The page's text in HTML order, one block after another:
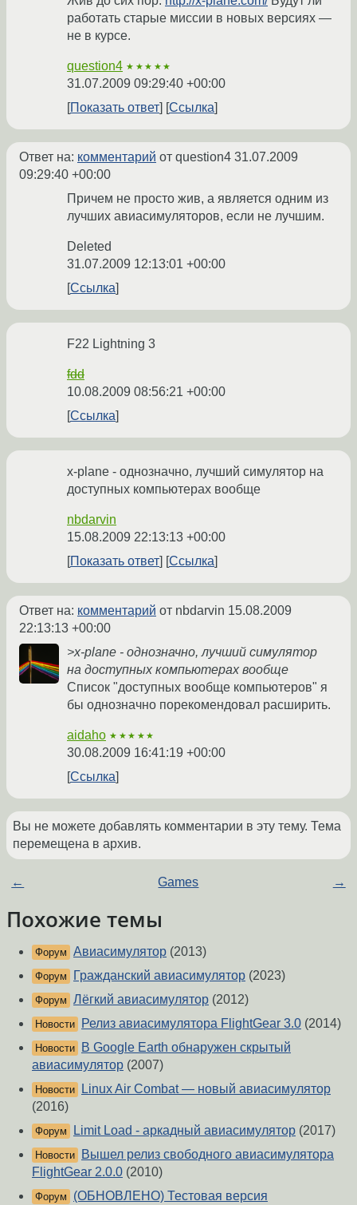
работать старые миссии в новых версиях —
не в курсе.
question4 ★★★★★
31.07.2009 09:29:40 +00:00
Показать ответ
Ссылка
Ответ на: комментарий от question4 31.07.2009
09:29:40 +00:00
Причем не просто жив, а является одним из
лучших авиасимуляторов, если не лучшим.
Deleted
31.07.2009 12:13:01 +00:00
Ссылка
F22 Lightning 3
fdd
10.08.2009 08:56:21 +00:00
Ссылка
x-plane - однозначно, лучший симулятор на
доступных компьютерах вообще
nbdarvin
15.08.2009 22:13:13 +00:00
Показать ответ
Ссылка
Ответ на: комментарий от nbdarvin 15.08.2009
22:13:13 +00:00
>x-plane - однозначно, лучший симулятор
на доступных компьютерах вообще
Список "доступных вообще компьютеров" я
бы однозначно порекомендовал расширить.
aidaho ★★★★★
30.08.2009 16:41:19 +00:00
Ссылка
Вы не можете добавлять комментарии в эту тему. Тема
перемещена в архив.
← Games →
Похожие темы
Форум Авиасимулятор (2013)
Форум Гражданский авиасимулятор (2023)
Форум Лёгкий авиасимулятор (2012)
Новости Релиз авиасимулятора FlightGear 3.0 (2014)
Новости
В Google Earth обнаружен скрытый
авиасимулятор (2007)
Новости
Linux Air Combat — новый авиасимулятор
(2016)
Форум Limit Load - аркадный авиасимулятор (2017)
Новости
Вышел релиз свободного авиасимулятора
FlightGear 2.0.0 (2010)
Форум (ОБНОВЛЕНО) Тестовая версия